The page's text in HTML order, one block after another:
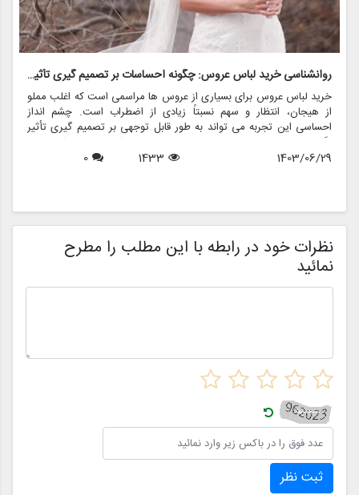
روانشناسی خرید لباس عروس: چگونه احساسات بر تصمیم گیری تأثیر می گذارد
خرید لباس عروس برای بسیاری از عروس ها مراسمی است که اغلب مملو
از هیجان، انتظار و سهم نسبتاً زیادی از اضطراب است. چشم انداز
احساسی این تجربه می تواند به طور قابل توجهی بر تصمیم گیری تأثیر
بگذارد و منجر به انتخاب هایی شود که نه تنها سبک شخصی بلکه عوامل
روانی عمیق تری را نیز منعکس می کند. در این مقاله، روانشناسی خرید
1403/06/29
1433
0
نظرات خود در رابطه با این مطلب را مطرح
نمائید
ثبت نظر